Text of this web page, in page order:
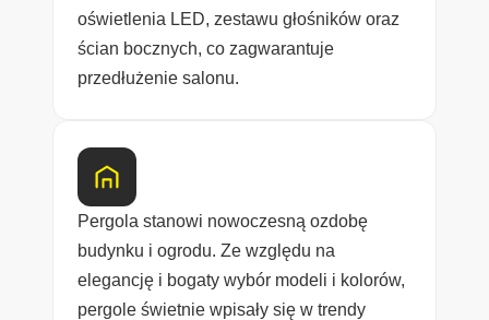
oświetlenia LED, zestawu głośników oraz
ścian bocznych, co zagwarantuje
przedłużenie salonu.
Pergola stanowi nowoczesną ozdobę
budynku i ogrodu. Ze względu na
elegancję i bogaty wybór modeli i kolorów,
pergole świetnie wpisały się w trendy